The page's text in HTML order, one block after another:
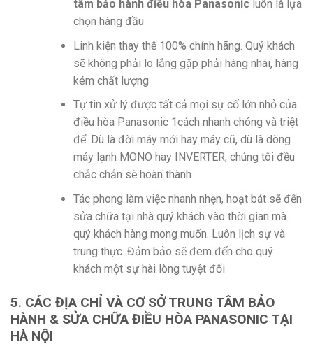
tâm bảo hành điều hòa Panasonicluôn là lựa
chọn hàng đầu
Linh kiện thay thế 100% chính hãng. Quý khách
sẽ không phải lo lắng gặp phải hàng nhái, hàng
kém chất lượng
Tự tin xử lý được tất cả mọi sự cố lớn nhỏ của
điều hòa Panasonic 1cách nhanh chóng và triệt
để. Dù là đời máy mới hay máy cũ, dù là dòng
máy lạnh MONO hay INVERTER, chúng tôi đều
chắc chắn sẽ hoàn thành
Tác phong làm việc nhanh nhẹn, hoạt bát sẽ đến
sửa chữa tại nhà quý khách vào thời gian mà
quý khách hàng mong muốn. Luôn lịch sự và
trung thực. Đảm bảo sẽ đem đến cho quý
khách một sự hài lòng tuyệt đối
5. CÁC ĐỊA CHỈ VÀ CƠ SỞ TRUNG TÂM BẢO
HÀNH & SỬA CHỮA ĐIỀU HÒA PANASONIC TẠI
HÀ NỘI